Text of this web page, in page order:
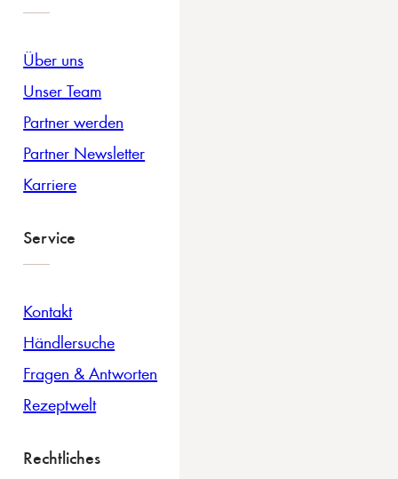
Über uns
Unser Team
Partner werden
Partner Newsletter
Karriere
Service
Kontakt
Händlersuche
Fragen & Antworten
Rezeptwelt
Rechtliches